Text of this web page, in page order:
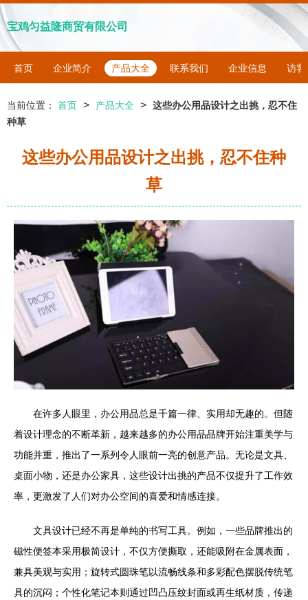
宝鸡匀益隆商贸有限公司
首页 企业简介 产品大全 联系我们 企业信息 访客
当前位置： 首页 > 产品大全 > 这些办公用品设计之出挑，忍不住
种草
这些办公用品设计之出挑，忍不住种
草
在许多人眼里，办公用品总是千篇一律、实用却无趣的。但随
着设计理念的不断革新，越来越多的办公用品品牌开始注重美学与
功能并重，推出了一系列令人眼前一亮的创意产品。无论是文具、
桌面小物，还是办公家具，这些设计出挑的产品不仅提升了工作效
率，更激发了人们对办公空间的喜爱和情感连接。
文具设计已经不再是单纯的书写工具。例如，一些品牌推出的
磁性便签本采用极简设计，不仅方便撕取，还能吸附在金属表面，
兼具美观与实用；旋转式圆珠笔以流畅线条和多彩配色摆脱传统笔
具的沉闷；个性化笔记本则通过凹凸压纹封面或再生纸材质，传递